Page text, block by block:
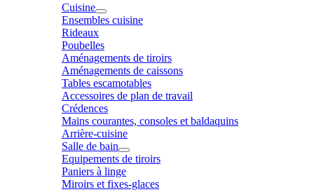
Cuisine
Ensembles cuisine
Rideaux
Poubelles
Aménagements de tiroirs
Aménagements de caissons
Tables escamotables
Accessoires de plan de travail
Crédences
Mains courantes, consoles et baldaquins
Arrière-cuisine
Salle de bain
Equipements de tiroirs
Paniers à linge
Miroirs et fixes-glaces